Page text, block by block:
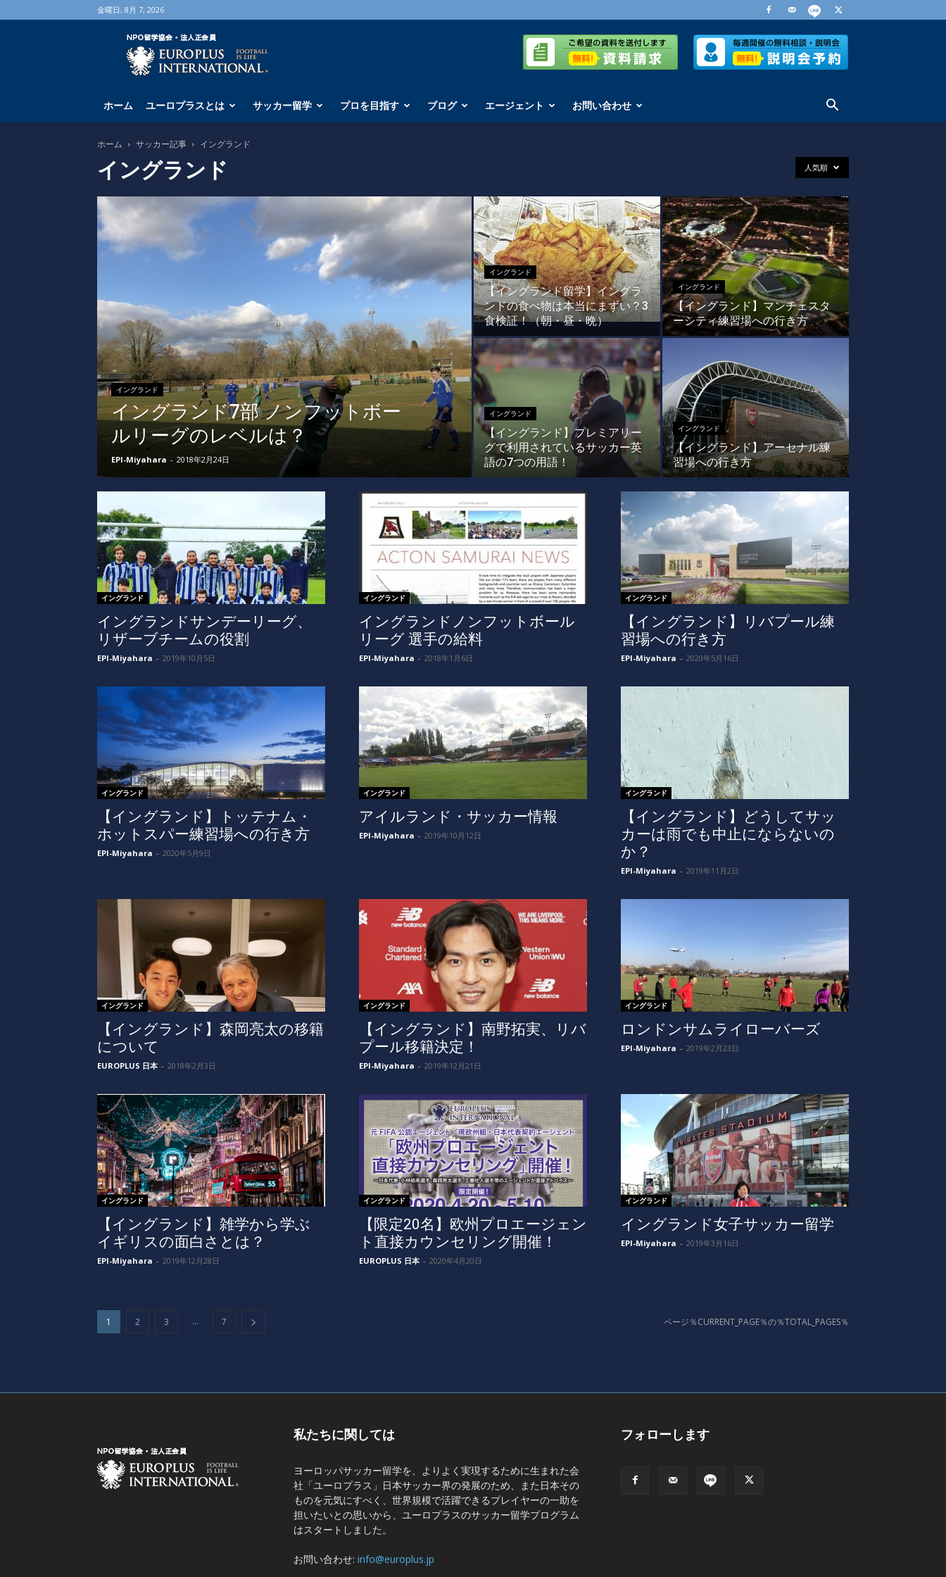
金曜日, 8月 7, 2026
海
外
サ
ー
学
ら
ロ
プ
ホーム ユーロプラスとは サッカー留学 プロを目指す ブログ エージェント お問い合わせ
ホーム サッカー記事 イングランド
イングランド 人気順
イングランド
イングランド7部 ノンフットボー
ルリーグのレベルは？
EPI-Miyahara - 2018年2月24日
イングランド
【イングランド留学】イングラ
ンドの食べ物は本当にまずい？3
食検証！（朝・昼・晩）
イングランド
【イングランド】マンチェスタ
ーシティ練習場への行き方
イングランド
【イングランド】プレミアリー
グで利用されているサッカー英
語の7つの用語！
イングランド
【イングランド】アーセナル練
習場への行き方
イングランド
イングランドサンデーリーグ、
リザーブチームの役割
EPI-Miyahara - 2019年10月5日
イングランド
イングランドノンフットボール
リーグ 選手の給料
EPI-Miyahara - 2018年1月6日
イングランド
【イングランド】リバプール練
習場への行き方
EPI-Miyahara - 2020年5月16日
イングランド
【イングランド】トッテナム・
ホットスパー練習場への行き方
EPI-Miyahara - 2020年5月9日
イングランド
アイルランド・サッカー情報
EPI-Miyahara - 2019年10月12日
イングランド
【イングランド】どうしてサッ
カーは雨でも中止にならないの
か？
EPI-Miyahara - 2019年11月2日
イングランド
【イングランド】森岡亮太の移籍
について
EUROPLUS 日本 - 2018年2月3日
イングランド
【イングランド】南野拓実、リバ
プール移籍決定！
EPI-Miyahara - 2019年12月21日
イングランド
ロンドンサムライローバーズ
EPI-Miyahara - 2019年2月23日
イングランド
【イングランド】雑学から学ぶ
イギリスの面白さとは？
EPI-Miyahara - 2019年12月28日
イングランド
【限定20名】欧州プロエージェン
ト直接カウンセリング開催！
EUROPLUS 日本 - 2020年4月20日
イングランド
イングランド女子サッカー留学
EPI-Miyahara - 2019年3月16日
1 2 3 ... 7 ページ％CURRENT_PAGE％の％TOTAL_PAGES％
私たちに関しては
ヨーロッパサッカー留学を、よりよく実現するために生まれた会
社「ユーロプラス」日本サッカー界の発展のため、また日本その
ものを元気にすべく、世界規模で活躍できるプレイヤーの一助を
担いたいとの思いから、ユーロプラスのサッカー留学プログラム
はスタートしました。
お問い合わせ: info@europlus.jp
フォローします